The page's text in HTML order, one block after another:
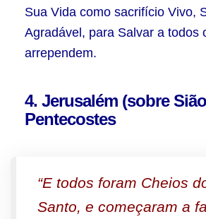
Sua Vida como sacrifício Vivo,
Agradável, para Salvar a todos
arrependem.
4. Jerusalém (sobre
Pentecostes
“E todos foram Cheios
Santo, e começaram a